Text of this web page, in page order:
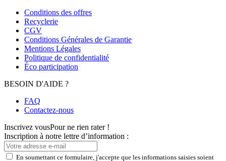
Conditions des offres
Recyclerie
CGV
Conditions Générales de Garantie
Mentions Légales
Politique de confidentialité
Éco participation
BESOIN D'AIDE ?
FAQ
Contactez-nous
Inscrivez vousPour ne rien rater !
Inscription à notre lettre d’information :
En soumettant ce formulaire, j'accepte que les informations saisies soient